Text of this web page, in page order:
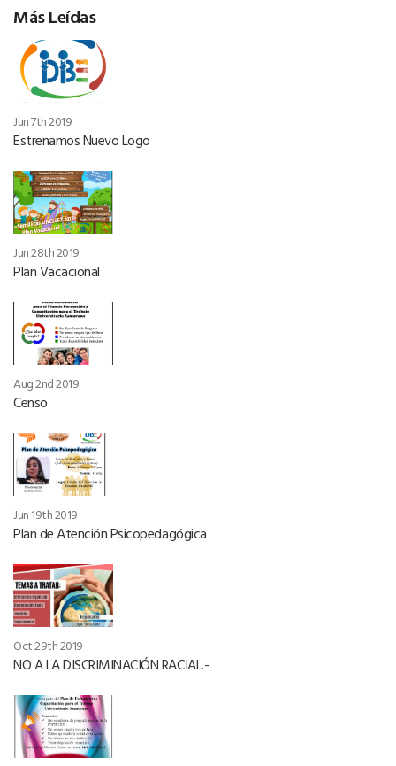
Más Leídas
Jun 7th 2019
Estrenamos Nuevo Logo
Jun 28th 2019
Plan Vacacional
Aug 2nd 2019
Censo
Jun 19th 2019
Plan de Atención Psicopedagógica
Oct 29th 2019
NO A LA DISCRIMINACIÓN RACIAL.-